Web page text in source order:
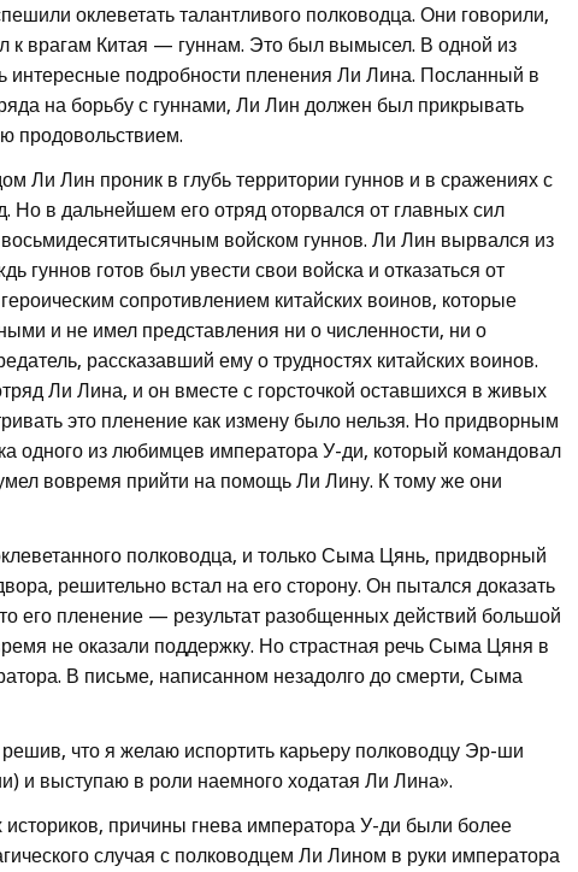
оклеветать талантливого полководца. Они говорили,
к врагам Китая — гуннам. Это был вымысел. В одной из
интересные подробности пленения Ли Лина. Посланный в
на борьбу с гуннами, Ли Лин должен был прикрывать
продовольствием.
Ли Лин проник в глубь территории гуннов и в сражениях с
Но в дальнейшем его отряд оторвался от главных сил
войском гуннов. Ли Лин вырвался из
гуннов готов был увести свои войска и отказаться от
сопротивлением китайских воинов, которые
и не имел представления ни о численности, ни о
рассказавший ему о трудностях китайских воинов.
Ли Лина, и он вместе с горсточкой оставшихся в живых
это пленение как измену было нельзя. Но придворным
одного из любимцев императора У-ди, который командовал
вовремя прийти на помощь Ли Лину. К тому же они
полководца, и только Сыма Цянь, придворный
решительно встал на его сторону. Он пытался доказать
его пленение — результат разобщенных действий большой
не оказали поддержку. Но страстная речь Сыма Цяня в
В письме, написанном незадолго до смерти, Сыма
что я желаю испортить карьеру полководцу Эр-ши
и выступаю в роли наемного ходатая Ли Лина».
историков, причины гнева императора У-ди были более
случая с полководцем Ли Лином в руки императора